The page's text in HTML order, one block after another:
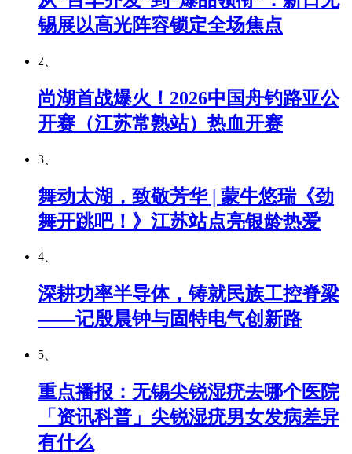
锡展以高光阵容锁定全场焦点
2、
尚湖首战爆火！2026中国舟钓路亚公
开赛（江苏常熟站）热血开赛
3、
舞动太湖，致敬芳华 | 蒙牛悠瑞《劲
舞开跳吧！》江苏站点亮银龄热爱
4、
深耕功率半导体，铸就民族工控脊梁
——记殷晨钟与固特电气创新路
5、
重点播报：无锡尖锐湿疣去哪个医院
「资讯科普」尖锐湿疣男女发病差异
有什么